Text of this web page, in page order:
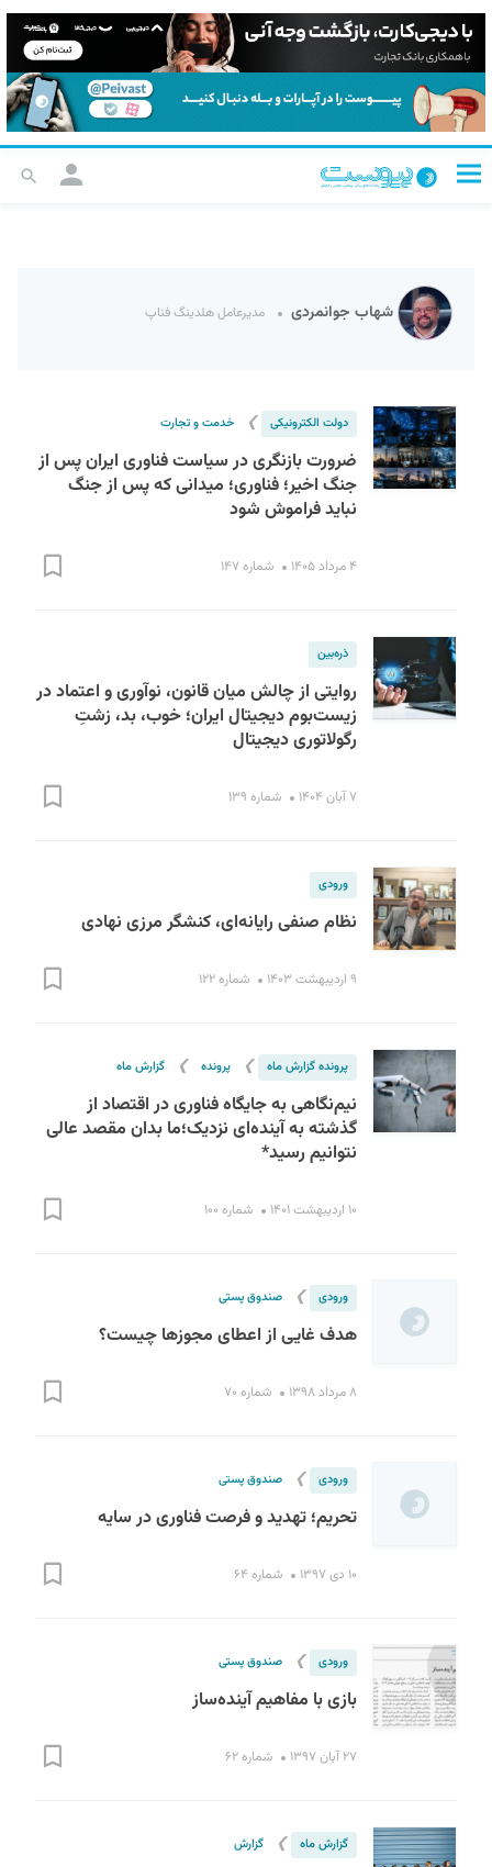
شهاب جوانمردی مدیرعامل هلدینگ فناپ
دولت الکترونیکی ❯ خدمت و تجارت
ضرورت بازنگری در سیاست فناوری ایران پس از
جنگ اخیر؛ فناوری؛ میدانی که پس از جنگ
نباید فراموش شود
۴ مرداد ۱۴۰۵ شماره ۱۴۷
ذره‌بین
روایتی از چالش میان قانون، نوآوری و اعتماد در
زیست‌بوم دیجیتال ایران؛ خوب، بد، زشتِ
رگولاتوری دیجیتال
۷ آبان ۱۴۰۴ شماره ۱۳۹
ورودی
نظام صنفی رایانه‌ای، کنشگر مرزی نهادی
۹ اردیبهشت ۱۴۰۳ شماره ۱۲۲
پرونده گزارش ماه ❯ پرونده ❯ گزارش ماه
نیم‌نگاهی به جایگاه فناوری در اقتصاد از
گذشته به آینده‌ای نزدیک؛ما بدان مقصد عالی
نتوانیم رسید*
۱۰ اردیبهشت ۱۴۰۱ شماره ۱۰۰
ورودی ❯ صندوق پستی
هدف غایی از اعطای مجوزها چیست؟
۸ مرداد ۱۳۹۸ شماره ۷۰
ورودی ❯ صندوق پستی
تحریم؛ تهدید و فرصت فناوری در سایه
۱۰ دی ۱۳۹۷ شماره ۶۴
ورودی ❯ صندوق پستی
بازی با مفاهیم آینده‌ساز
۲۷ آبان ۱۳۹۷ شماره ۶۲
گزارش ماه ❯ گزارش